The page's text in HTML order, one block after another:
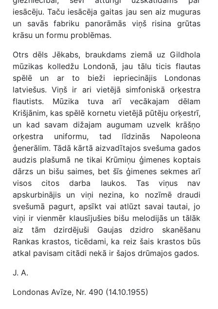
iesācēju. Taču iesācēja gaitas jau sen aiz muguras
un savās fabriku panorāmās viņš risina grūtas
krāsu un formu problēmas.
Otrs dēls Jēkabs, braukdams ziemā uz Gildhola
mūzikas kolledžu Londonā, jau tālu ticis flautas
spēlē un ar to bieži iepriecinājis Londonas
latviešus. Viņš ir ari vietējā simfoniskā orķestra
flautists. Mūzika tuva arī vecākajam dēlam
Krišjānim, kas spēlē kornetu vietējā pūtēju orķestrī,
un kad savam dižajam augumam uzvelk krāšņo
orķestra uniformu, tad līdzinās Napoleona
ģenerālim. Tādā kārtā aizvadītajos svešuma gados
audzis plašumā ne tikai Krūmiņu ģimenes koptais
dārzs un bišu saimes, bet šīs ģimenes sekmes arī
visos citos darba laukos. Tas viņus nav
apskurbinājis un viņi nezina, ko nozīmē draudi
svešumā pagurt, apsīkt vai atlūzt savai tautai, jo
viņi ir vienmēr klausījušies bišu melodijās un tālāk
aiz tām dzirdējuši Gaujas dzidro skanēšanu
Rankas krastos, ticēdami, ka reiz šais krastos būs
atkal pavisam citādi nekā ir šajos drūmajos gados.
J. A.
Londonas Avīze, Nr. 490 (14.10.1955)